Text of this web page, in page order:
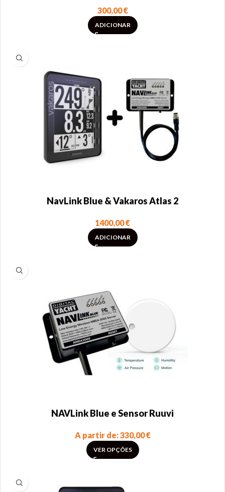
300,00€
ADICIONAR
NavLink Blue & Vakaros Atlas 2
1400,00€
ADICIONAR
NAVLink Blue e Sensor Ruuvi
A partir de:330,00€
VER OPÇÕES